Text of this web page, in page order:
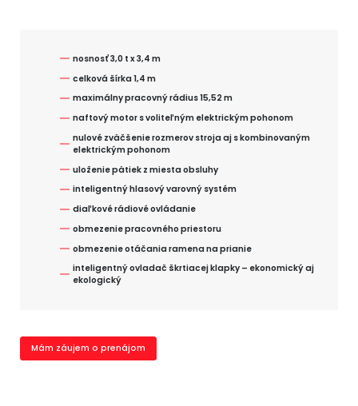
nosnosť 3,0 t x 3,4 m
celková šírka 1,4 m
maximálny pracovný rádius 15,52 m
naftový motor s voliteľným elektrickým pohonom
nulové zväčšenie rozmerov stroja aj s kombinovaným
elektrickým pohonom
uloženie pätiek z miesta obsluhy
inteligentný hlasový varovný systém
diaľkové rádiové ovládanie
obmezenie pracovného priestoru
obmezenie otáčania ramena na prianie
inteligentný ovladač škrtiacej klapky – ekonomický aj
ekologický
Mám záujem o prenájom